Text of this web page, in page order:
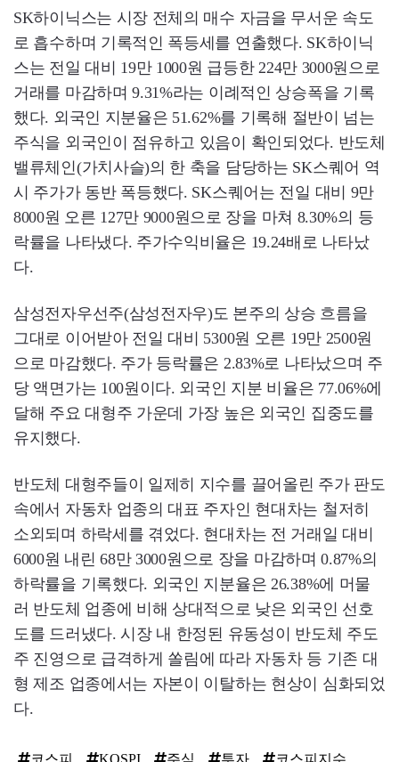
SK하이닉스는 시장 전체의 매수 자금을 무서운 속도
로 흡수하며 기록적인 폭등세를 연출했다. SK하이닉
스는 전일 대비 19만 1000원 급등한 224만 3000원으로
거래를 마감하며 9.31%라는 이례적인 상승폭을 기록
했다. 외국인 지분율은 51.62%를 기록해 절반이 넘는
주식을 외국인이 점유하고 있음이 확인되었다. 반도체
밸류체인(가치사슬)의 한 축을 담당하는 SK스퀘어 역
시 주가가 동반 폭등했다. SK스퀘어는 전일 대비 9만
8000원 오른 127만 9000원으로 장을 마쳐 8.30%의 등
락률을 나타냈다. 주가수익비율은 19.24배로 나타났
다.
삼성전자우선주(삼성전자우)도 본주의 상승 흐름을
그대로 이어받아 전일 대비 5300원 오른 19만 2500원
으로 마감했다. 주가 등락률은 2.83%로 나타났으며 주
당 액면가는 100원이다. 외국인 지분 비율은 77.06%에
달해 주요 대형주 가운데 가장 높은 외국인 집중도를
유지했다.
반도체 대형주들이 일제히 지수를 끌어올린 주가 판도
속에서 자동차 업종의 대표 주자인 현대차는 철저히
소외되며 하락세를 겪었다. 현대차는 전 거래일 대비
6000원 내린 68만 3000원으로 장을 마감하며 0.87%의
하락률을 기록했다. 외국인 지분율은 26.38%에 머물
러 반도체 업종에 비해 상대적으로 낮은 외국인 선호
도를 드러냈다. 시장 내 한정된 유동성이 반도체 주도
주 진영으로 급격하게 쏠림에 따라 자동차 등 기존 대
형 제조 업종에서는 자본이 이탈하는 현상이 심화되었
다.